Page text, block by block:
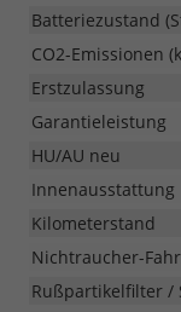
Batteriezustand
CO2-Emissionen
Erstzulassung
Garantieleistung
HU/AU neu
Innenausstattung
Kilometerstand
Nichtraucher-
Rußpartikelfilter /